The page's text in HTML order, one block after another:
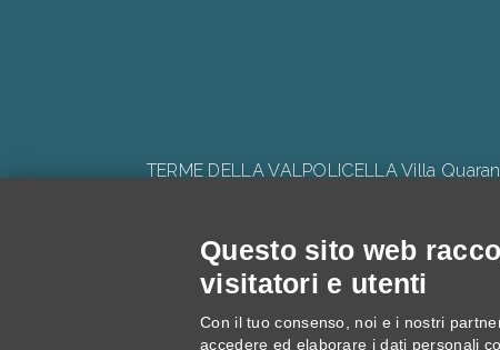
TERME DELLA VALPOLICELLA Villa
Progetto:
Questo sito web
visitatori e utenti
Con il tuo consenso, noi e i nostri
accedere ed elaborare i dati personali